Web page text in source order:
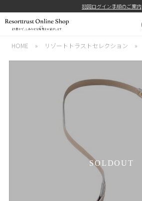
初回ログイン手順のご案内
HOME » リゾートトラストセレクション »
SOLDOUT